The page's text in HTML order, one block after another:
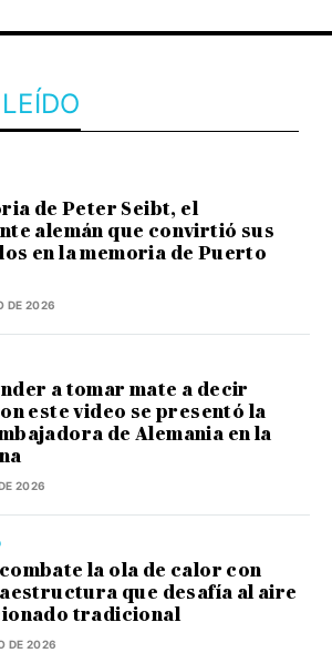
de Peter Seibt, el
alemán que convirtió sus
en la memoria de Puerto
DE 2026
a tomar mate a decir
este video se presentó la
de Alemania en la
2026
la ola de calor con
que desafía al aire
tradicional
DE 2026